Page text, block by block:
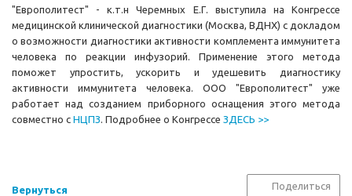
"Европолитест" - к.т.н Черемных Е.Г. выступила на Конгрессе
медицинской клинической диагностики (Москва, ВДНХ) с докладом
о возможности диагностики активности комплемента иммунитета
человека по реакции инфузорий. Применение этого метода
поможет упростить, ускорить и удешевить диагностику
активности иммунитета человека. ООО "Европолитест" уже
работает над созданием приборного оснащения этого метода
совместно с НЦПЗ. Подробнее о Конгрессе ЗДЕСЬ >>
Вернуться Поделиться